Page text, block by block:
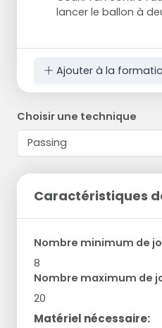
lancer le ballon à
Ajouter à la
Choisir une technique
Caractéristiques
Nombre minimum de
8
Nombre maximum de
20
Matériel nécessaire: